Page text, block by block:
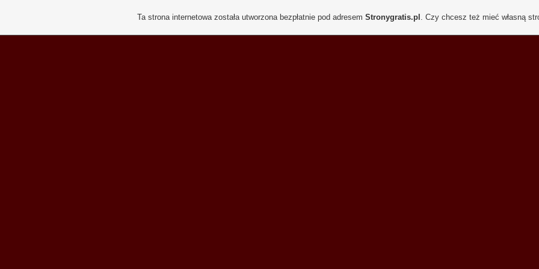
Ta strona internetowa została utworzona bezpłatnie pod adresem Stronygratis.pl . Czy chcesz też mieć własną